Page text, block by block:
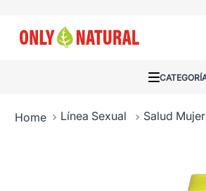
Línea Sexual Salud Mujer